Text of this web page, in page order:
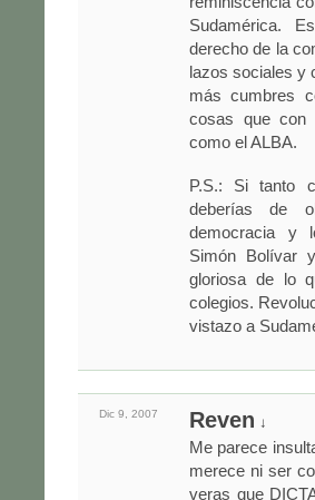
Sudamérica.
derecho de la
lazos sociales y
más cumbres
cosas que con
como el ALBA.
P.S.: Si tanto
deberías de
democracia y
Simón Bolívar
gloriosa de lo
colegios.
vistazo a
Dic 9, 2007 Reven ↓
Me parece
merece ni ser
veras que